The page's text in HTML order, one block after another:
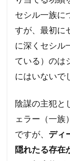
セシル一族に
すが、最初に
に深くセシル
ている）のは
にはいないで
陰謀の主犯と
ェラー（一族
ですが、 ディ
隠れたる存在
騎士団
食料増産
霊感商法裁
阪神・淡路
闇の世界権
遺族の会
死亡者数
法律相談
民主主義